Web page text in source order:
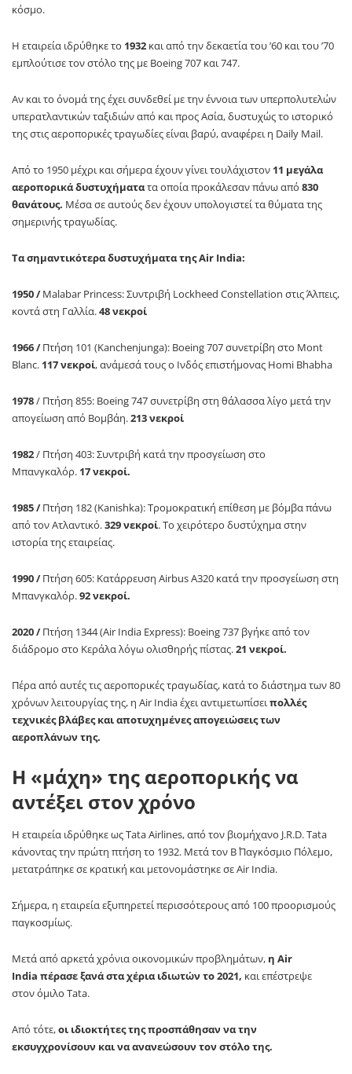
κόσμο.
Η εταιρεία ιδρύθηκε το 1932 και από την δεκαετία του ’60 και του ’70
εμπλούτισε τον στόλο της με Boeing 707 και 747.
Αν και το όνομά της έχει συνδεθεί με την έννοια των υπερπολυτελών
υπερατλαντικών ταξιδιών από και προς Ασία, δυστυχώς το ιστορικό
της στις αεροπορικές τραγωδίες είναι βαρύ, αναφέρει η Daily Mail.
Από το 1950 μέχρι και σήμερα έχουν γίνει τουλάχιστον 11 μεγάλα
αεροπορικά δυστυχήματατα οποία προκάλεσαν πάνω από 830
θανάτους. Μέσα σε αυτούς δεν έχουν υπολογιστεί τα θύματα της
σημερινής τραγωδίας.
Tα σημαντικότερα δυστυχήματα της Air India:
1950 /Malabar Princess: Συντριβή Lockheed Constellation στις Άλπεις,
κοντά στη Γαλλία.48 νεκροί
1966 /Πτήση 101 (Kanchenjunga): Boeing 707 συνετρίβη στο Mont
Blanc. 117 νεκροί, ανάμεσά τους ο Ινδός επιστήμονας Homi Bhabha
1978/ Πτήση 855: Boeing 747 συνετρίβη στη θάλασσα λίγο μετά την
απογείωση από Βομβάη.213 νεκροί
1982/ Πτήση 403: Συντριβή κατά την προσγείωση στο
Μπανγκαλόρ. 17 νεκροί.
1985 /Πτήση 182 (Kanishka): Τρομοκρατική επίθεση με βόμβα πάνω
από τον Ατλαντικό.329 νεκροί. Το χειρότερο δυστύχημα στην
ιστορία της εταιρείας.
1990 /Πτήση 605: Κατάρρευση Airbus A320 κατά την προσγείωση στη
Μπανγκαλόρ.92 νεκροί.
2020 /Πτήση 1344 (Air India Express): Boeing 737 βγήκε από τον
διάδρομο στο Κεράλα λόγω ολισθηρής πίστας.21 νεκροί.
Πέρα από αυτές τις αεροπορικές τραγωδίας, κατά το διάστημα των 80
χρόνων λειτουργίας της, η Air India έχει αντιμετωπίσει πολλές
τεχνικές βλάβες και αποτυχημένες απογειώσεις των
αεροπλάνων της.
Η «μάχη» της αεροπορικής να
αντέξει στον χρόνο
Η εταιρεία ιδρύθηκε ως Tata Airlines, από τον βιομήχανο J.R.D. Tata
κάνοντας την πρώτη πτήση το 1932. Μετά τον Β΄ Παγκόσμιο Πόλεμο,
μετατράπηκε σε κρατική και μετονομάστηκε σε Air India.
Σήμερα, η εταιρεία εξυπηρετεί περισσότερους από 100 προορισμούς
παγκοσμίως.
Μετά από αρκετά χρόνια οικονομικών προβλημάτων, η Air
India πέρασε ξανά στα χέρια ιδιωτών το 2021, και επέστρεψε
στον όμιλο Tata.
Από τότε,οι ιδιοκτήτες της προσπάθησαν να την
εκσυγχρονίσουν και να ανανεώσουν τον στόλο της.